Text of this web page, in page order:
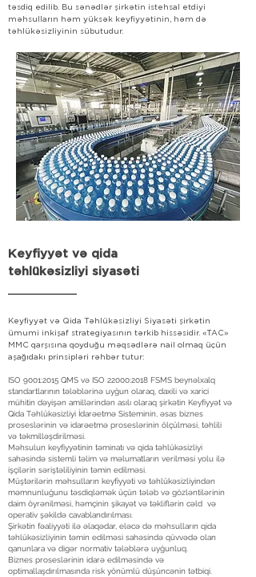
təsdiq edilib. Bu sənədlər şirkətin istehsal etdiyi
məhsulların həm yüksək keyfiyyətinin, həm də
təhlükəsizliyinin sübutudur.
Keyfiyyət və qida
təhlükəsizliyi siyasəti
Keyfiyyət və Qida Təhlükəsizliyi Siyasəti şirkətin
ümumi inkişaf strategiyasının tərkib hissəsidir. «TAC»
MMC qarşısına qoyduğu məqsədlərə nail olmaq üçün
aşağıdakı prinsipləri rəhbər tutur:
ISO 9001:2015 QMS və ISO 22000:2018 FSMS beynəlxalq
standartlarının tələblərinə uyğun olaraq, daxili və xarici
mühitin dəyişən amillərindən asılı olaraq şirkətin Keyfiyyət və
Qida Təhlükəsizliyi İdarəetmə Sisteminin, əsas biznes
proseslərinin və idarəetmə proseslərinin ölçülməsi, təhlili
və təkmilləşdirilməsi.
Məhsulun keyfiyyətinin təminatı və qida təhlükəsizliyi
sahəsində sistemli təlim və məlumatların verilməsi yolu ilə
işçilərin səriştəliliyinin təmin edilməsi.
Müştərilərin məhsulların keyfiyyəti və təhlükəsizliyindən
məmnunluğunu təsdiqləmək üçün tələb və gözləntilərinin
daim öyrənilməsi, həmçinin şikayət və təkliflərin cəld və
operativ şəkildə cavablandırılması.
Şirkətin fəaliyyəti ilə əlaqədar, eləcə də məhsulların qida
təhlükəsizliyinin təmin edilməsi sahəsində qüvvədə olan
qanunlara və digər normativ tələblərə uyğunluq.
Biznes proseslərinin idarə edilməsində və
optimallaşdırılmasında risk yönümlü düşüncənin tətbiqi.